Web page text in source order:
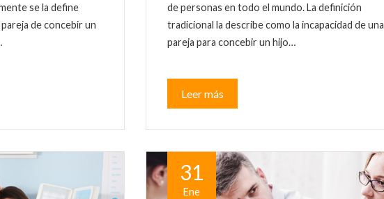
se la define
de concebir un
de personas en todo el mundo. La definición
tradicional la describe como la incapacidad de una
pareja para concebir un hijo…
Leer más
31
Ene